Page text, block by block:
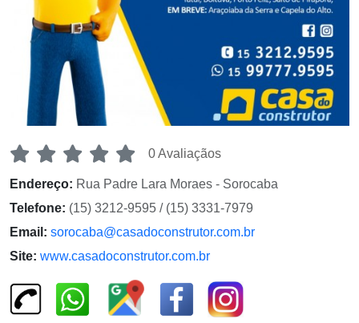
0 Avaliaçãos
Endereço: Rua Padre Lara Moraes - Sorocaba
Telefone: (15) 3212-9595 / (15) 3331-7979
Email: sorocaba@casadoconstrutor.com.br
Site: www.casadoconstrutor.com.br